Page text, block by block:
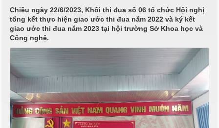
Chiều ngày 22/6/2023, Khối thi đua số 06 tổ chức Hội nghị
tổng kết thực hiện giao ước thi đua năm 2022 và ký kết
giao ước thi đua năm 2023 tại hội trường Sở Khoa học và
Công nghệ.